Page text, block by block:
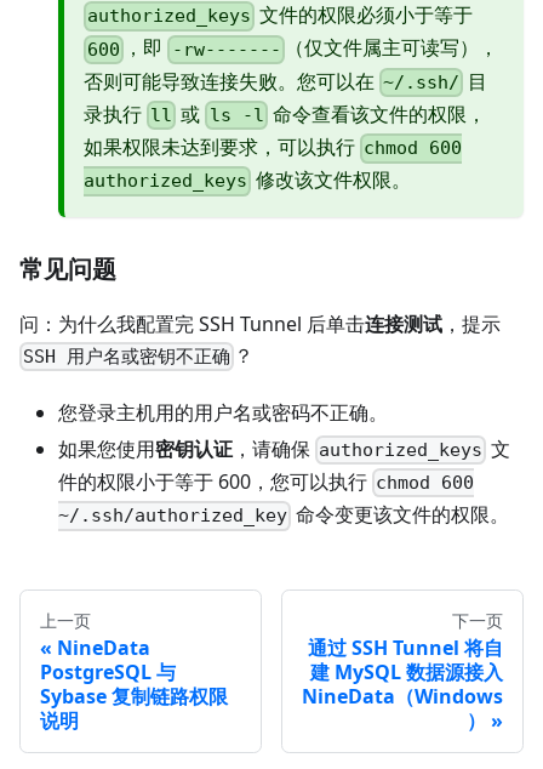
authorized_keys 文件的权限必须小于等于
600 ，即 -rw------- （仅文件属主可读写），
否则可能导致连接失败。您可以在 ~/.ssh/ 目
录执行 ll 或 ls -l 命令查看该文件的权限，
如果权限未达到要求，可以执行 chmod 600
authorized_keys 修改该文件权限。
常见问题
问：为什么我配置完 SSH Tunnel 后单击连接测试 ，提示
SSH 用户名或密钥不正确 ？
您登录主机用的用户名或密码不正确。
如果您使用密钥认证 ，请确保 authorized_keys 文
件的权限小于等于 600，您可以执行 chmod 600
~/.ssh/authorized_key 命令变更该文件的权限。
上一页
NineData
PostgreSQL 与
Sybase 复制链路权限
说明
下一页
通过 SSH Tunnel 将自
建 MySQL 数据源接入
NineData（Windows
）